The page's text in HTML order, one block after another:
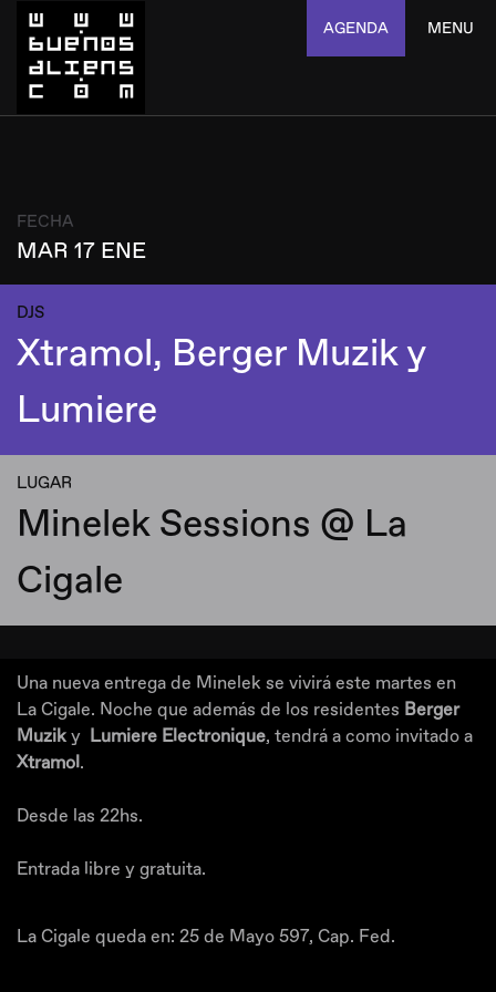
AGENDA MENU
FECHA
MAR 17 ENE
DJS
Xtramol, Berger Muzik y
Lumiere
LUGAR
Minelek Sessions @ La
Cigale
Una nueva entrega de Minelek se vivirá este martes en
La Cigale. Noche que además de los residentes Berger
Muzik y Lumiere Electronique, tendrá a como invitado a
Xtramol.
Desde las 22hs.
Entrada libre y gratuita.
La Cigale queda en: 25 de Mayo 597, Cap. Fed.